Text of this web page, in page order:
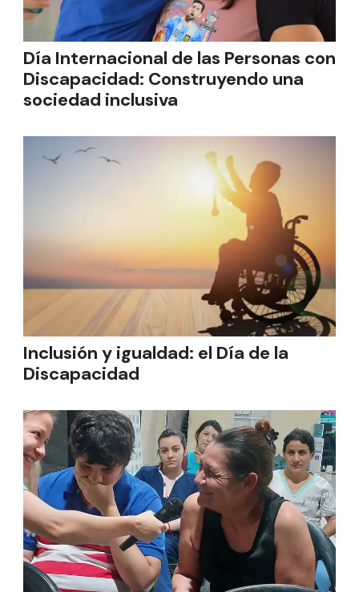
Día Internacional de las Personas con
Discapacidad: Construyendo una
sociedad inclusiva
Inclusión y igualdad: el Día de la
Discapacidad